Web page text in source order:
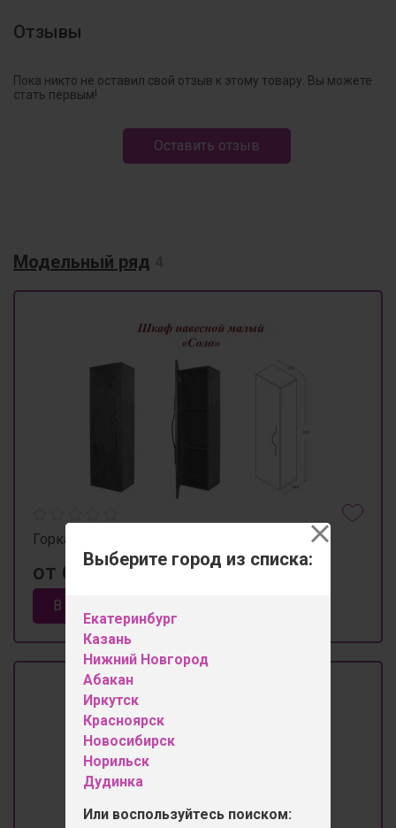
Выберите город из списка:
Екатеринбург
Казань
Нижний Новгород
Абакан
Иркутск
Красноярск
Новосибирск
Норильск
Дудинка
Или воспользуйтесь поиском:
Отзывы
Пока никто не оставил свой отзыв к этому товару. Вы можете
стать первым!
Оставить отзыв
Модельный ряд
Горка "Соло" шкаф навесной малый
от 6 550 ₽
В корзину